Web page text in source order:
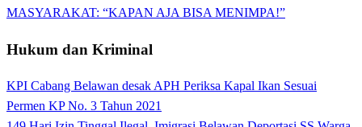
MASYARAKAT: “KAPAN AJA BISA MENIMPA!”
Hukum dan Kriminal
KPI Cabang Belawan desak APH Periksa Kapal Ikan Sesuai
Permen KP No. 3 Tahun 2021